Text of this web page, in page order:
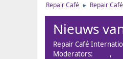
Repair Café ► Repair Café
Nieuws
Repair Café
Moderators:
,